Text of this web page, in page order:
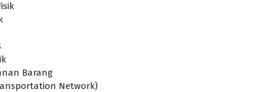
Barang
Network)